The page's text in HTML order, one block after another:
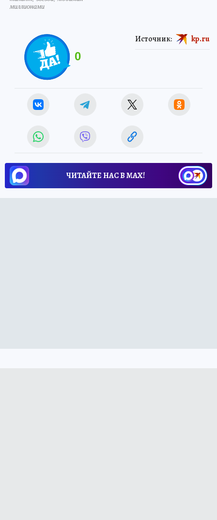
миллионами
0
Источник: kp.ru
ЧИТАЙТЕ НАС В МАХ!